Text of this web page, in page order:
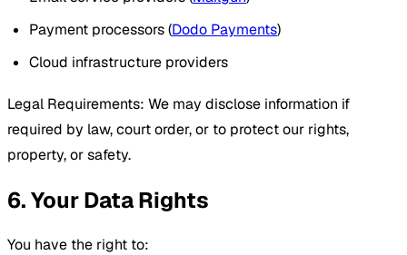
Payment processors (Dodo Payments)
Cloud infrastructure providers
Legal Requirements: We may disclose information if
required by law, court order, or to protect our rights,
property, or safety.
6. Your Data Rights
You have the right to: